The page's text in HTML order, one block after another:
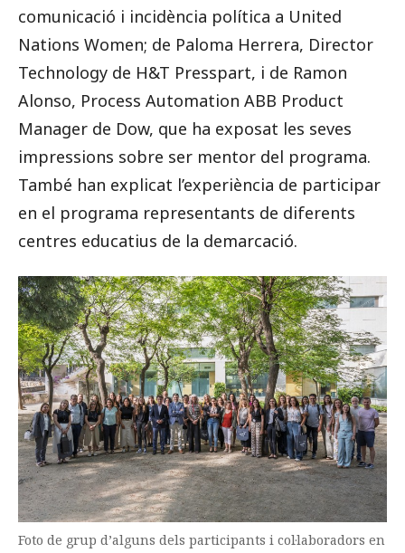
comunicació i incidència política a United
Nations Women; de Paloma Herrera, Director
Technology de H&T Presspart, i de Ramon
Alonso, Process Automation ABB Product
Manager de Dow, que ha exposat les seves
impressions sobre ser mentor del programa.
També han explicat l’experiència de participar
en el programa representants de diferents
centres educatius de la demarcació.
Foto de grup d’alguns dels participants i col·laboradors en